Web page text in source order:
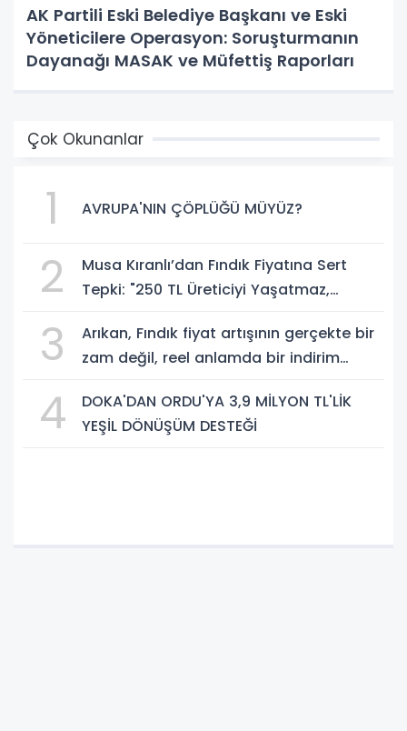
AK Partili Eski Belediye Başkanı ve Eski
Yöneticilere Operasyon: Soruşturmanın
Dayanağı MASAK ve Müfettiş Raporları
Çok Okunanlar
1 AVRUPA'NIN ÇÖPLÜĞÜ MÜYÜZ?
2
Musa Kıranlı’dan Fındık Fiyatına Sert
Tepki: "250 TL Üreticiyi Yaşatmaz,
3
Arıkan, Fındık fiyat artışının gerçekte bir
zam değil, reel anlamda bir indirim
4
DOKA'DAN ORDU'YA 3,9 MİLYON TL'LİK
YEŞİL DÖNÜŞÜM DESTEĞİ